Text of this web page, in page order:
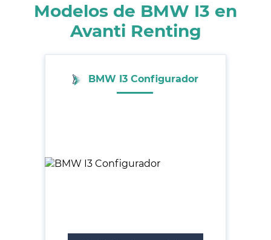
Modelos de BMW I3 en
Avanti Renting
BMW I3 Configurador